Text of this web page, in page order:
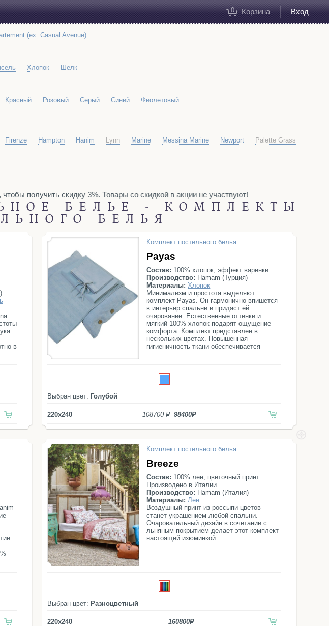
0 Корзина Вход
(ex. Casual Avenue)
Хлопок Шелк
Красный Розовый Серый Синий Фиолетовый
Firenze Hampton Hanim Lynn Marine Messina Marine Newport
Palette Grass
получить скидку 3%. Товары со скидкой в акции не участвуют!
БЕЛЬЕ - КОМПЛЕКТЫ
БЕЛЬЯ
в
Комплект постельного белья
Payas
Состав: 100% хлопок, эффект варенки
Производство: Hamam (Турция)
Материалы: Хлопок
Минимализм и простота выделяют
комплект Payas. Он гармонично впишется
в интерьер спальни и придаст ей
очарование. Естественные оттенки и
мягкий 100% хлопок подарят ощущение
комфорта. Комплект представлен в
нескольких цветах. Повышенная
гигиеничность ткани обеспечивается
Выбран цвет: Голубой
220x240 108700 98400
Комплект постельного белья
Breeze
Состав: 100% лен, цветочный принт.
Производено в Италии
Производство: Hamam (Италия)
Материалы: Лен
Воздушный принт из россыпи цветов
станет украшением любой спальни.
Очаровательный дизайн в сочетании с
льняным покрытием делает этот комплект
настоящей изюминкой.
Выбран цвет: Разноцветный
220x240 160800